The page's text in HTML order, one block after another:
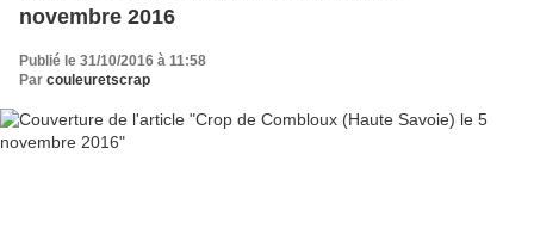
novembre 2016
Publié le 31/10/2016 à 11:58
Par couleuretscrap